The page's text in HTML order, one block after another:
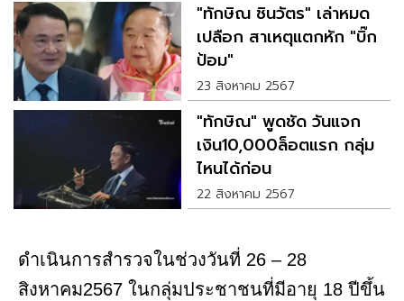
"ทักษิณ ชินวัตร" เล่าหมด
เปลือก สาเหตุแตกหัก "บิ๊ก
ป้อม"
23 สิงหาคม 2567
"ทักษิณ" พูดชัด วันแจก
เงิน10,000ล็อตแรก กลุ่ม
ไหนได้ก่อน
22 สิงหาคม 2567
ดำเนินการสำรวจในช่วงวันที่ 26 – 28
สิงหาคม2567 ในกลุ่มประชาชนที่มีอายุ 18 ปีขึ้น